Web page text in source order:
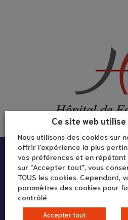
Infos pratiques :
Hôpital de Fourvière
10 rue Roger Radisson
69005 Lyon
Ce site web utilise
Nous utilisons des cookies sur
offrir l'expérience la plus
vos préférences et en répétant
sur "Accepter tout", vous
TOUS les cookies. Cependant,
paramètres des cookies pour
contrôlé.
Accepter tout